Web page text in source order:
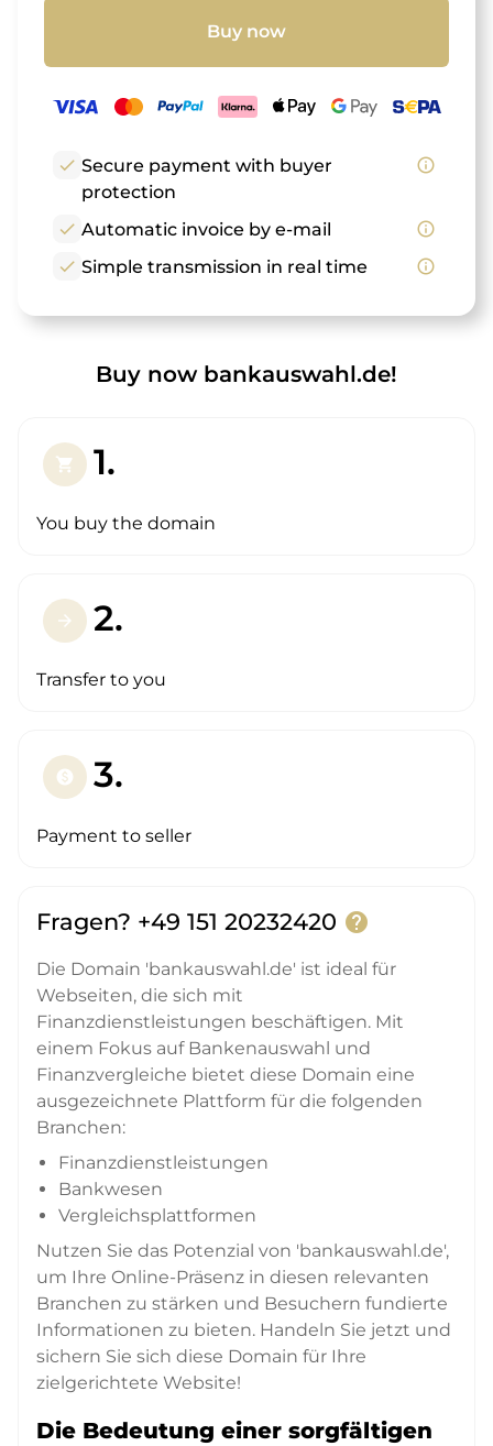
Buy now
check Secure payment with buyer
protection
info_outline
check Automatic invoice by e-mail
info_outline
check Simple transmission in real time info_outline
Buy now bankauswahl.de!
shopping_cart 1.
You buy the domain
arrow_forward 2.
Transfer to you
paid 3.
Payment to seller
Fragen? +49 151 20232420 help
Die Domain 'bankauswahl.de' ist ideal für
Webseiten, die sich mit
Finanzdienstleistungen beschäftigen. Mit
einem Fokus auf Bankenauswahl und
Finanzvergleiche bietet diese Domain eine
ausgezeichnete Plattform für die folgenden
Branchen:
Finanzdienstleistungen
Bankwesen
Vergleichsplattformen
Nutzen Sie das Potenzial von 'bankauswahl.de',
um Ihre Online-Präsenz in diesen relevanten
Branchen zu stärken und Besuchern fundierte
Informationen zu bieten. Handeln Sie jetzt und
sichern Sie sich diese Domain für Ihre
zielgerichtete Website!
Die Bedeutung einer sorgfältigen